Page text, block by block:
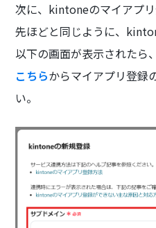
次に、kintoneのマイアプリ
先ほどと同じように、
以下の画面が表示されたら
こちらからマイアプリ登録
い。